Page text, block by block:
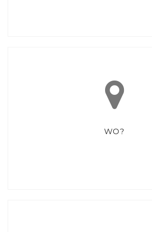
ANMELDUNG
Mo – Fr, 8:00 – 15:30 Uhr
WO?